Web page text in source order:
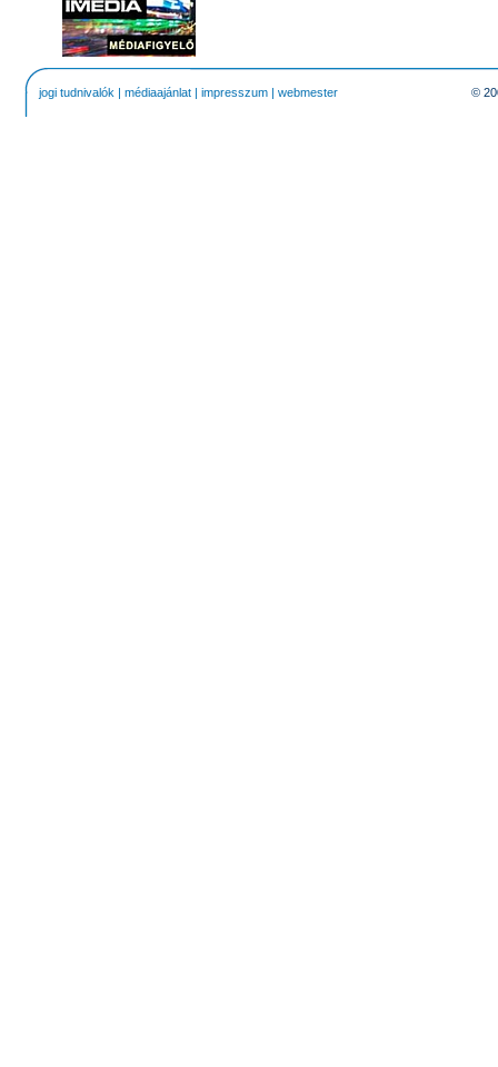
jogi tudnivalók | médiaajánlat | impresszum | webmester ©